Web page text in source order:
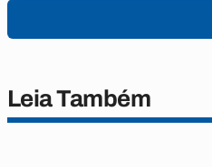
Leia Também